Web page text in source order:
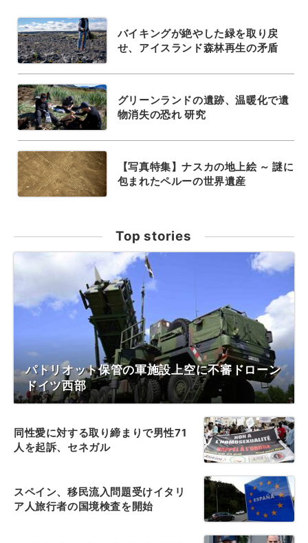
バイキングが絶やした緑を取り戻
せ、アイスランド森林再生の矛盾
グリーンランドの遺跡、温暖化で遺
物消失の恐れ 研究
【写真特集】ナスカの地上絵 ～ 謎に
包まれたペルーの世界遺産
Top stories
パトリオット保管の軍施設上空に不審ドローン
ドイツ西部
同性愛に対する取り締まりで男性71
人を起訴、セネガル
スペイン、移民流入問題受けイタリ
ア人旅行者の国境検査を開始